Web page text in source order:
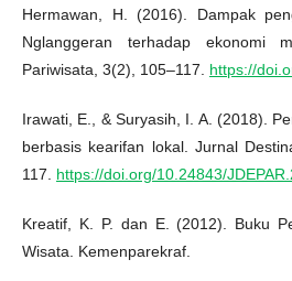
Hermawan, H. (2016). Dampak
Nglanggeran terhadap ekonomi
Pariwisata, 3(2), 105–117. https://
Irawati, E., & Suryasih, I. A. (2018).
berbasis kearifan lokal. Jurnal
117. https://doi.org/10.24843/
Kreatif, K. P. dan E. (2012). Buku
Wisata. Kemenparekraf.